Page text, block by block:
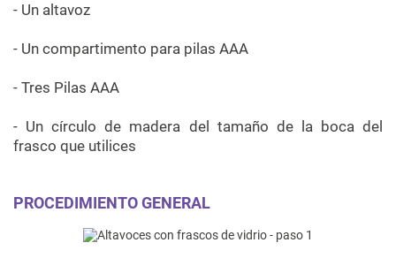
- Un altavoz
- Un compartimento para pilas AAA
- Tres Pilas AAA
- Un círculo de madera del tamaño de la boca del
frasco que utilices
PROCEDIMIENTO GENERAL